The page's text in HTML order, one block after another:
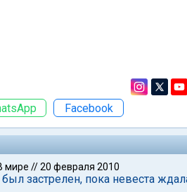
Facebook
мире //20 февраля 2010
застрелен, пока невеста